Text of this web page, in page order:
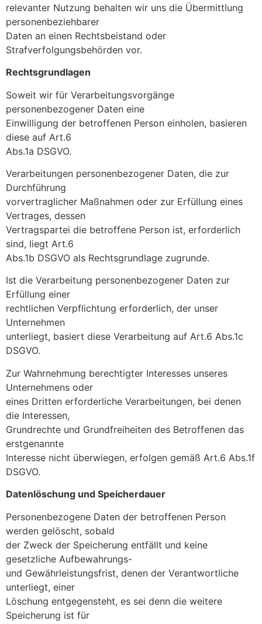
relevanter Nutzung behalten wir uns die Übermittlung
personenbeziehbarer
Daten an einen Rechtsbeistand oder
Strafverfolgungsbehörden vor.
Rechtsgrundlagen
Soweit wir für Verarbeitungsvorgänge
personenbezogener Daten eine
Einwilligung der betroffenen Person einholen, basieren
diese auf Art.6
Abs.1a DSGVO.
Verarbeitungen personenbezogener Daten, die zur
Durchführung
vorvertraglicher Maßnahmen oder zur Erfüllung eines
Vertrages, dessen
Vertragspartei die betroffene Person ist, erforderlich
sind, liegt Art.6
Abs.1b DSGVO als Rechtsgrundlage zugrunde.
Ist die Verarbeitung personenbezogener Daten zur
Erfüllung einer
rechtlichen Verpflichtung erforderlich, der unser
Unternehmen
unterliegt, basiert diese Verarbeitung auf Art.6 Abs.1c
DSGVO.
Zur Wahrnehmung berechtigter Interesses unseres
Unternehmens oder
eines Dritten erforderliche Verarbeitungen, bei denen
die Interessen,
Grundrechte und Grundfreiheiten des Betroffenen das
erstgenannte
Interesse nicht überwiegen, erfolgen gemäß Art.6 Abs.1f
DSGVO.
Datenlöschung und Speicherdauer
Personenbezogene Daten der betroffenen Person
werden gelöscht, sobald
der Zweck der Speicherung entfällt und keine
gesetzliche Aufbewahrungs-
und Gewährleistungsfrist, denen der Verantwortliche
unterliegt, einer
Löschung entgegensteht, es sei denn die weitere
Speicherung ist für